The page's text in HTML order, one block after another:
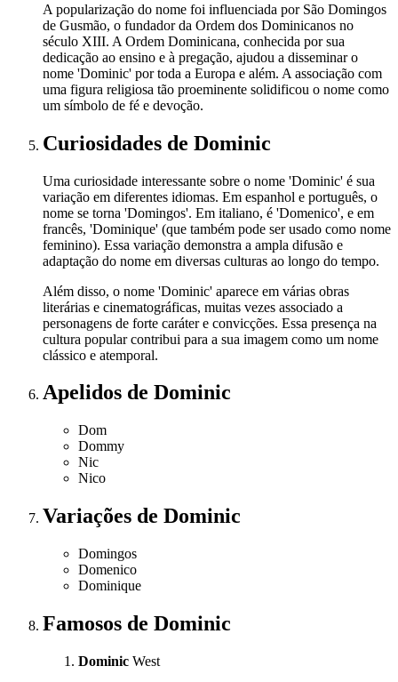
A popularização do nome foi influenciada por São Domingos
de Gusmão, o fundador da Ordem dos Dominicanos no
século XIII. A Ordem Dominicana, conhecida por sua
dedicação ao ensino e à pregação, ajudou a disseminar o
nome 'Dominic' por toda a Europa e além. A associação com
uma figura religiosa tão proeminente solidificou o nome como
um símbolo de fé e devoção.
Curiosidades de Dominic
Uma curiosidade interessante sobre o nome 'Dominic' é sua
variação em diferentes idiomas. Em espanhol e português, o
nome se torna 'Domingos'. Em italiano, é 'Domenico', e em
francês, 'Dominique' (que também pode ser usado como nome
feminino). Essa variação demonstra a ampla difusão e
adaptação do nome em diversas culturas ao longo do tempo.
Além disso, o nome 'Dominic' aparece em várias obras
literárias e cinematográficas, muitas vezes associado a
personagens de forte caráter e convicções. Essa presença na
cultura popular contribui para a sua imagem como um nome
clássico e atemporal.
Apelidos de Dominic
Dom
Dommy
Nic
Nico
Variações de Dominic
Domingos
Domenico
Dominique
Famosos de Dominic
Dominic West